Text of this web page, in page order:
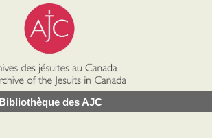
Bibliothèque des AJC